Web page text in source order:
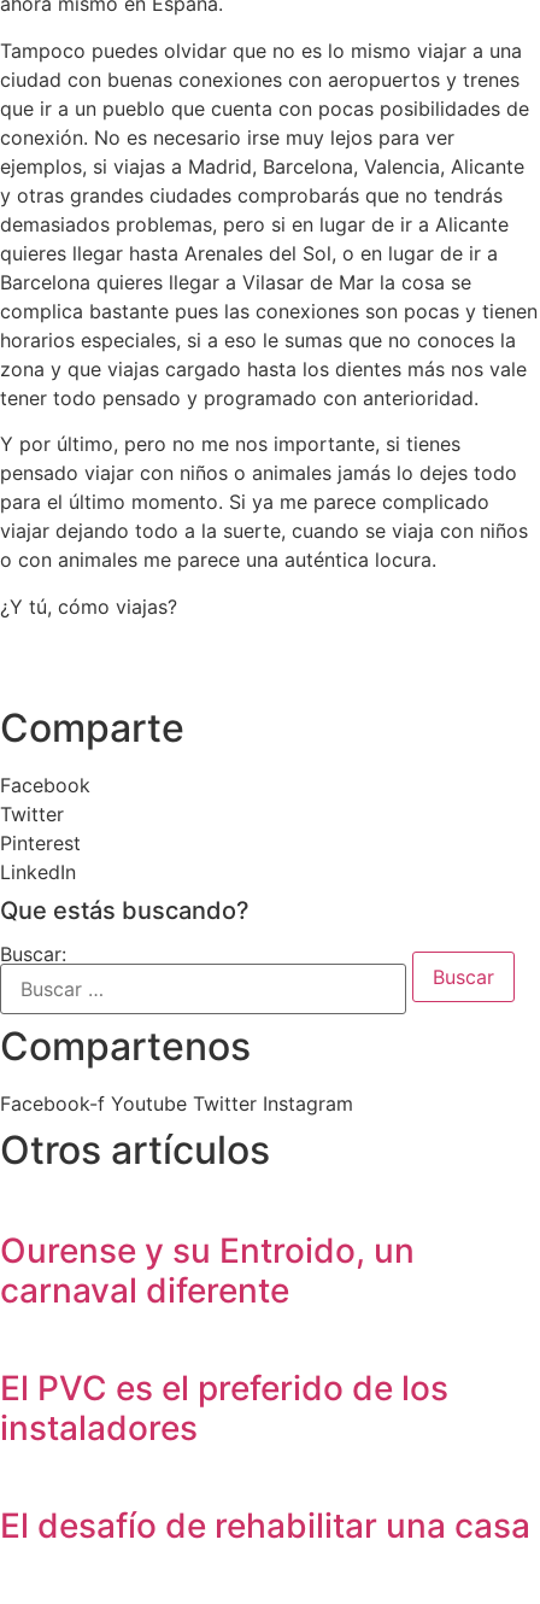
Tampoco puedes olvidar que no es lo mismo viajar a una
ciudad con buenas conexiones con aeropuertos y trenes
que ir a un pueblo que cuenta con pocas posibilidades de
conexión. No es necesario irse muy lejos para ver
ejemplos, si viajas a Madrid, Barcelona, Valencia, Alicante
y otras grandes ciudades comprobarás que no tendrás
demasiados problemas, pero si en lugar de ir a Alicante
quieres llegar hasta Arenales del Sol, o en lugar de ir a
Barcelona quieres llegar a Vilasar de Mar la cosa se
complica bastante pues las conexiones son pocas y tienen
horarios especiales, si a eso le sumas que no conoces la
zona y que viajas cargado hasta los dientes más nos vale
tener todo pensado y programado con anterioridad.
Y por último, pero no me nos importante, si tienes
pensado viajar con niños o animales jamás lo dejes todo
para el último momento. Si ya me parece complicado
viajar dejando todo a la suerte, cuando se viaja con niños
o con animales me parece una auténtica locura.
¿Y tú, cómo viajas?
Comparte
Facebook
Twitter
Pinterest
LinkedIn
Que estás buscando?
Buscar:
Compartenos
Facebook-f Youtube Twitter Instagram
Otros artículos
Ourense y su Entroido, un
carnaval diferente
El PVC es el preferido de los
instaladores
El desafío de rehabilitar una casa